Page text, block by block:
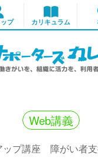
Web講義
ップ講座 障がい者